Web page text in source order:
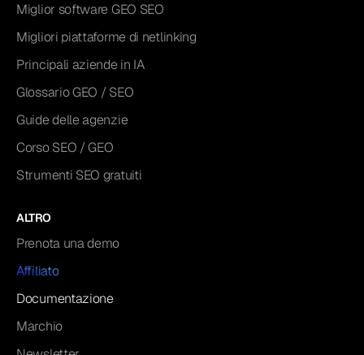
Miglior software GEO SEO
Migliori piattaforme di netlinking
Principali aziende in IA
Glossario GEO / SEO
Guide delle agenzie
Corso SEO / GEO
Strumenti SEO gratuiti
ALTRO
Prenota una demo
Affiliato
Documentazione
Marchio